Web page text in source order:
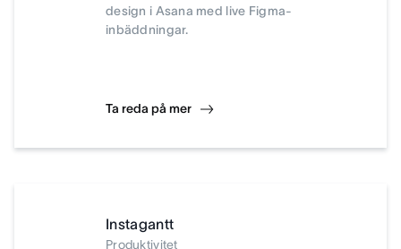
design i Asana med live Figma-
inbäddningar.
Ta reda på mer
Instagantt
Produktivitet